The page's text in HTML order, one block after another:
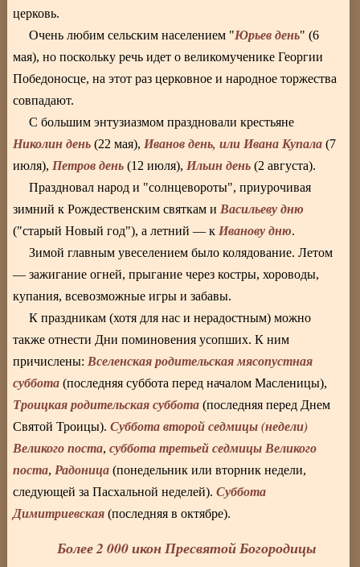
церковь.
Очень любим сельским населением "Юрьев день" (6
мая), но поскольку речь идет о великомученике Георгии
Победоносце, на этот раз церковное и народное торжества
совпадают.
С большим энтузиазмом праздновали крестьяне
Николин день (22 мая), Иванов день, или Ивана Купала (7
июля), Петров день (12 июля), Ильин день (2 августа).
Праздновал народ и "солнцевороты", приурочивая
зимний к Рождественским святкам и Васильеву дню
("старый Новый год"), а летний — к Иванову дню.
Зимой главным увеселением было колядование. Летом
— зажигание огней, прыгание через костры, хороводы,
купания, всевозможные игры и забавы.
К праздникам (хотя для нас и нерадостным) можно
также отнести Дни поминовения усопших. К ним
причислены: Вселенская родительская мясопустная
суббота (последняя суббота перед началом Масленицы),
Троицкая родительская суббота (последняя перед Днем
Святой Троицы).Суббота второй седмицы (недели)
Великого поста,суббота третьей седмицы Великого
поста, Радоница (понедельник или вторник недели,
следующей за Пасхальной неделей).Суббота
Димитриевская (последняя в октябре).
Более 2 000 икон Пресвятой Богородицы